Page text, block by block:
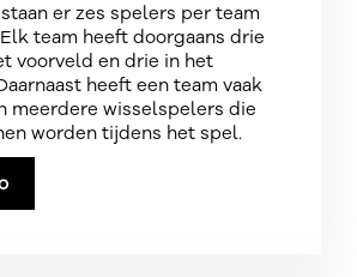
er zes spelers per team
team heeft doorgaans drie
voorveld en drie in het
heeft een team vaak
meerdere wisselspelers die
worden tijdens het spel.